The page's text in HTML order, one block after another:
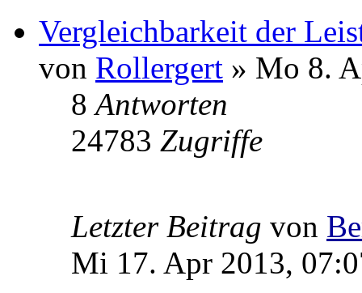
Vergleichbarkeit der
von Rollergert » Mo 8.
8Antworten
24783 Zugriffe
Letzter Beitrag von
Mi 17. Apr 2013,